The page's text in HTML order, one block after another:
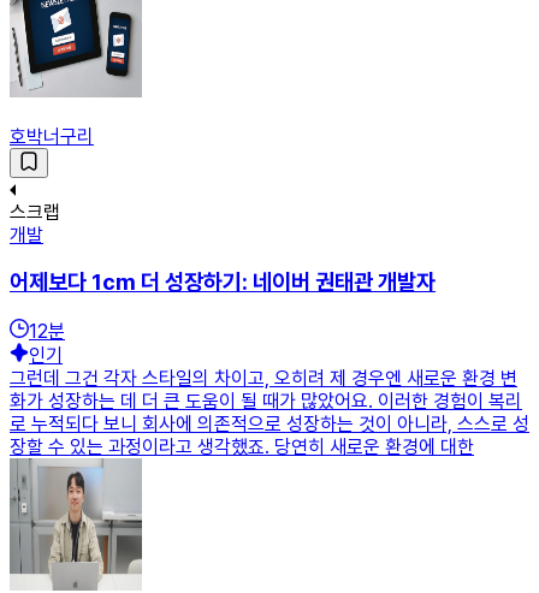
호박너구리
스크랩
개발
어제보다 1cm 더 성장하기: 네이버 권태관 개발자
12분
인기
그런데 그건 각자 스타일의 차이고, 오히려 제 경우엔 새로운 환경 변
화가 성장하는 데 더 큰 도움이 될 때가 많았어요. 이러한 경험이 복리
로 누적되다 보니 회사에 의존적으로 성장하는 것이 아니라, 스스로 성
장할 수 있는 과정이라고 생각했죠. 당연히 새로운 환경에 대한